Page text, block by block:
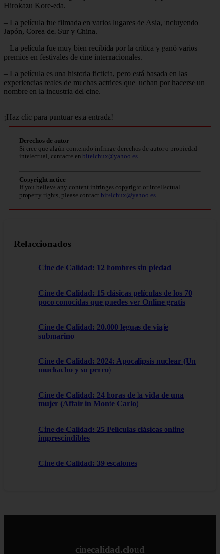
Hirokazu Kore-eda.
– La película fue filmada en varios lugares de Asia, incluyendo
Japón, Corea del Sur y China.
– La película fue muy bien recibida por la crítica y ganó varios
premios en festivales de cine internacionales.
– La película es una historia ficticia, pero está basada en las
experiencias reales de muchas actrices que luchan por hacerse un
nombre en la industria del cine.
¡Haz clic para puntuar esta entrada!
Derechos de autor
Si cree que algún contenido infringe derechos de autor o propiedad
intelectual, contacte en bitelchux@yahoo.es
Copyright notice
If you believe any content infringes copyright or intellectual
property rights, please contact bitelchux@yahoo.es
Relaccionados
Cine de Calidad: 12 hombres sin piedad
Cine de Calidad: 15 clásicas películas de los 70
poco conocidas que puedes ver Online gratis
Cine de Calidad: 20.000 leguas de viaje
submarino
Cine de Calidad: 2024: Apocalipsis nuclear (Un
muchacho y su perro)
Cine de Calidad: 24 horas de la vida de una
mujer (Affair in Monte Carlo)
Cine de Calidad: 25 Películas clásicas online
imprescindibles
Cine de Calidad: 39 escalones
cinecalidad.cloud